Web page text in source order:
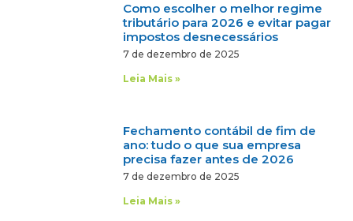
Como escolher o melhor regime
tributário para 2026 e evitar pagar
impostos desnecessários
7 de dezembro de 2025
Leia Mais »
Fechamento contábil de fim de
ano: tudo o que sua empresa
precisa fazer antes de 2026
7 de dezembro de 2025
Leia Mais »